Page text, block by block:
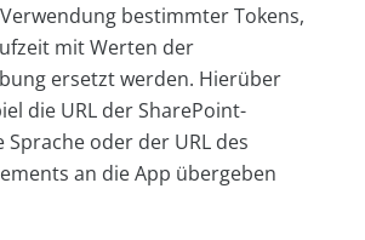
bestimmter Tokens,
mit Werten der
ersetzt werden. Hierüber
die URL der SharePoint-
Sprache oder der URL des
an die App übergeben